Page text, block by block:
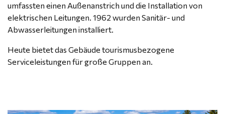
umfassten einen Außenanstrich und die Installation von
elektrischen Leitungen. 1962 wurden Sanitär- und
Abwasserleitungen installiert.
Heute bietet das Gebäude tourismusbezogene
Serviceleistungen für große Gruppen an.